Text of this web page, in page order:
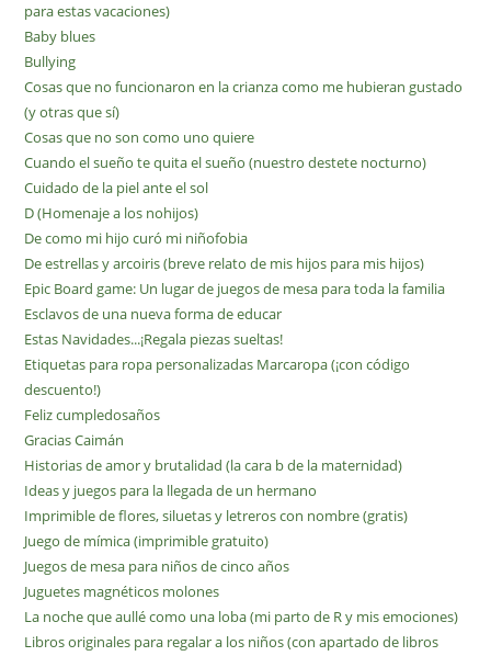
para estas vacaciones)
Baby blues
Bullying
Cosas que no funcionaron en la crianza como me hubieran gustado
(y otras que sí)
Cosas que no son como uno quiere
Cuando el sueño te quita el sueño (nuestro destete nocturno)
Cuidado de la piel ante el sol
D (Homenaje a los nohijos)
De como mi hijo curó mi niñofobia
De estrellas y arcoiris (breve relato de mis hijos para mis hijos)
Epic Board game: Un lugar de juegos de mesa para toda la familia
Esclavos de una nueva forma de educar
Estas Navidades...¡Regala piezas sueltas!
Etiquetas para ropa personalizadas Marcaropa (¡con código
descuento!)
Feliz cumpledosaños
Gracias Caimán
Historias de amor y brutalidad (la cara b de la maternidad)
Ideas y juegos para la llegada de un hermano
Imprimible de flores, siluetas y letreros con nombre (gratis)
Juego de mímica (imprimible gratuito)
Juegos de mesa para niños de cinco años
Juguetes magnéticos molones
La noche que aullé como una loba (mi parto de R y mis emociones)
Libros originales para regalar a los niños (con apartado de libros